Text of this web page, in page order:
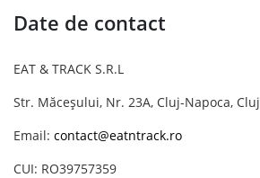
Date de contact
EAT & TRACK S.R.L
Str. Măceșului, Nr. 23A, Cluj-Napoca, Cluj
Email: contact@eatntrack.ro
CUI: RO39757359